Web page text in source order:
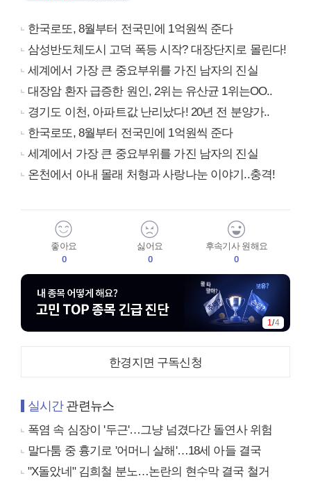
한국로또, 8월부터 전국민에 1억원씩 준다
삼성반도체도시 고덕 폭등 시작? 대장단지로 몰린다!
세계에서 가장 큰 중요부위를 가진 남자의 진실
대장암 환자 급증한 원인, 2위는 유산균 1위는OO..
경기도 이천, 아파트값 난리났다! 20년 전 분양가..
한국로또, 8월부터 전국민에 1억원씩 준다
세계에서 가장 큰 중요부위를 가진 남자의 진실
온천에서 아내 몰래 처형과 사랑나눈 이야기..충격!
좋아요
0
싫어요
0
후속기사 원해요
0
1/4
한경지면 구독신청
실시간관련뉴스
폭염 속 심장이 '두근'…그냥 넘겼다간 돌연사 위험
말다툼 중 흉기로 '어머니 살해'…18세 아들 결국
"X돌았네" 김희철 분노…논란의 현수막 결국 철거